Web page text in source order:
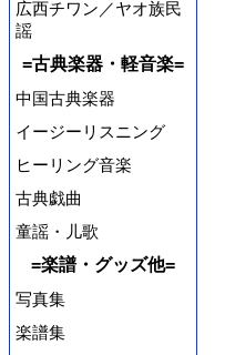
広西チワン／ヤオ族民
謡
=古典楽器・軽音楽=
中国古典楽器
イージーリスニング
ヒーリング音楽
古典戯曲
童謡・儿歌
=楽譜・グッズ他=
写真集
楽譜集